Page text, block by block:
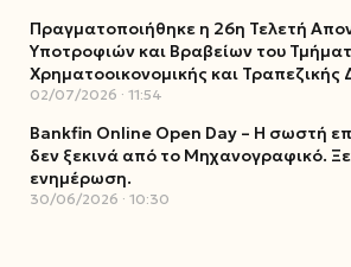
Πραγματοποιήθηκε η 26η Τελετή
Υποτροφιών και Βραβείων του
Χρηματοοικονομικής και Τραπεζικής
02/07/2026 11:54
Bankfin Online Open Day – Η σωστή
δεν ξεκινά από το Μηχανογραφικό.
ενημέρωση.
30/06/2026 10:30